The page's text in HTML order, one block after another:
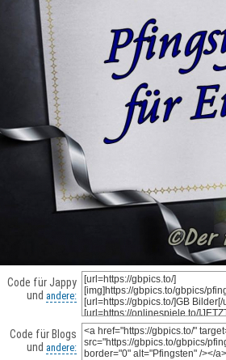
Code für Jappy
und andere:
Code für Blogs
und andere: